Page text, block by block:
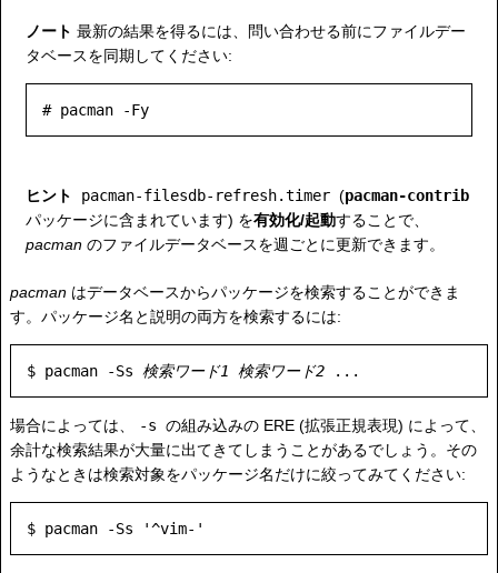
ノート 最新の結果を得るには、問い合わせる前にファイルデー
タベースを同期してください:
ヒント pacman-filesdb-refresh.timer (pacman-contrib
パッケージに含まれています) を有効化/起動することで、
pacman のファイルデータベースを週ごとに更新できます。
pacman はデータベースからパッケージを検索することができま
す。パッケージ名と説明の両方を検索するには:
$ pacman -Ss 検索ワード1 検索ワード2
場合によっては、 -s の組み込みの ERE (拡張正規表現) によって、
余計な検索結果が大量に出てきてしまうことがあるでしょう。その
ようなときは検索対象をパッケージ名だけに絞ってみてください: